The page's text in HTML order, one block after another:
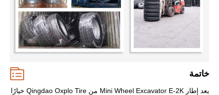
خاتمة
يعد إطار Mini Wheel Excavator E-2K من Qingdao Oxplo Tire خيارًا